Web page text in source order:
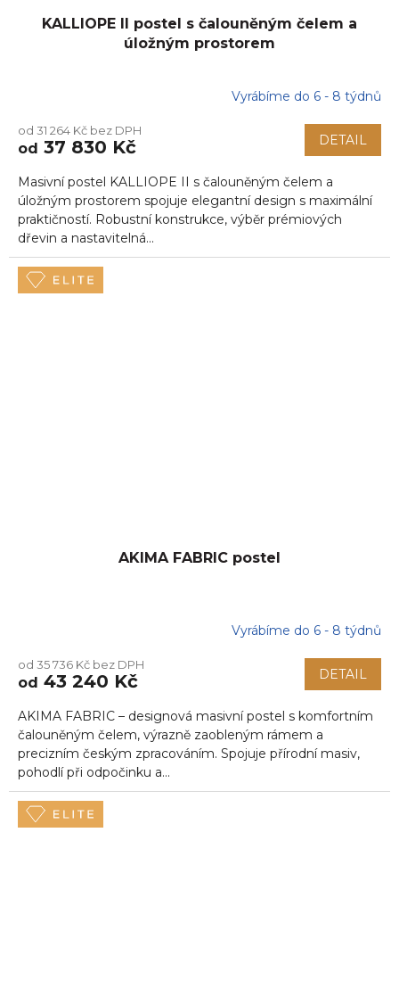
KALLIOPE II postel s čalouněným čelem a
úložným prostorem
Vyrábíme do 6 - 8 týdnů
od 31 264 Kč bez DPH
od 37 830 Kč DETAIL
Masivní postel KALLIOPE II s čalouněným čelem a
úložným prostorem spojuje elegantní design s maximální
praktičností. Robustní konstrukce, výběr prémiových
dřevin a nastavitelná...
AKIMA FABRIC postel
Vyrábíme do 6 - 8 týdnů
od 35 736 Kč bez DPH
od 43 240 Kč DETAIL
AKIMA FABRIC – designová masivní postel s komfortním
čalouněným čelem, výrazně zaobleným rámem a
precizním českým zpracováním. Spojuje přírodní masiv,
pohodlí při odpočinku a...